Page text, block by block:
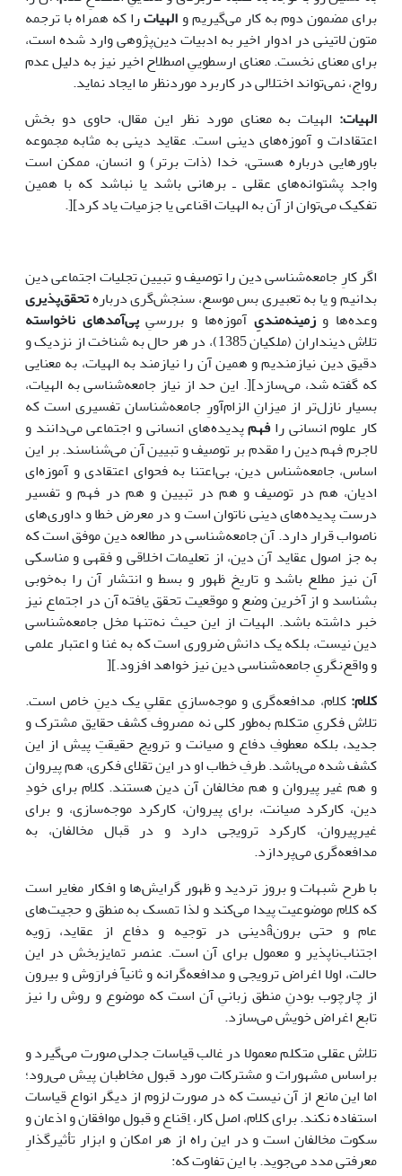
برای مضمون دوم به کار می‌گیریم والهیاترا که همراه با ترجمه
متون لاتینی در ادوار اخیر به ادبیات دین‌پژوهی وارد شده است،
برای معنای نخست. معنای ارسطوییِ اصطلاح اخیر نیز به دلیل عدم
رواج، نمی‌تواند اختلالی در کاربرد موردنظر ما ایجاد نماید.
الهیات: الهیات به معنای مورد نظر این مقال، حاوی دو بخش
اعتقادات و آموزه‌های دینی است. عقاید دینی به مثابه مجموعه
باورهایی درباره هستی، خدا (ذات برتر) و انسان، ممکن است
واجد پشتوانه‌های عقلی ـ برهانی باشد یا نباشد که با همین
تفکیک می‌توان از آن به الهیات اقناعی یا جزمیات یاد کرد][.
اگر کارِ جامعه‌شناسی دین را توصیف و تبیین تجلیات اجتماعی دین
بدانیم و یا به تعبیری بس موسع، سنجش‌گری دربارهتحقق‌پذیری
وعده‌ها وزمینه‌مندیِ آموزه‌ها و بررسیِپی‌آمدهای ناخواسته
تلاش دینداران (ملکیان 1385)، در هر حال به شناخت از نزدیک و
دقیق دین نیازمندیم و همین آن را نیازمند به الهیات، به معنایی
که گفته شد، می‌سازد][. این حد از نیاز جامعه‌شناسی به الهیات،
بسیار نازل‌تر از میزانِ الزام‌آورِ جامعه‌شناسان تفسیری است که
کار علوم انسانی رافهمپدیده‌های انسانی و اجتماعی می‌دانند و
لاجرم فهم دین را مقدم بر توصیف و تبیین آن می‌شناسند. بر این
اساس، جامعه‌شناس دین، بی‌اعتنا به فحوای اعتقادی و آموزه‌ای
ادیان، هم در توصیف و هم در تبیین و هم در فهم و تفسیر
درست پدیده‌های دینی ناتوان است و در معرض خطا و داوری‌های
ناصواب قرار دارد. آن جامعه‌شناسی در مطالعه دین موفق است که
به جز اصول عقاید آن دین، از تعلیمات اخلاقی و فقهی و مناسکی
آن نیز مطلع باشد و تاریخ ظهور و بسط و انتشار آن را به‌خوبی
بشناسد و از آخرین وضع و موقعیت تحقق یافته آن در اجتماع نیز
خبر داشته باشد. الهیات از این حیث نه‌تنها مخل جامعه‌شناسی
دین نیست، بلکه یک دانش ضروری است که به غنا و اعتبار علمی
و واقع‌نگریِِ جامعه‌شناسی دین نیز خواهد افزود.][
کلام: کلام، مدافعه‌گری و موجه‌سازیِ عقلیِ یک دینِ خاص است.
تلاش فکریِ متکلم به‌طور کلی نه مصروف کشف حقایق مشترک و
جدید، بلکه معطوفِ دفاع و صیانت و ترویج حقیقتِ پیش از این
کشف شده می‌باشد. طرفِ خطاب او در این تقلای فکری، هم پیروان
و هم غیر پیروان و هم مخالفان آن دین هستند. کلام برای خودِ
دین، کارکرد صیانت، برای پیروان، کارکرد موجه‌سازی، و برای
غیرپیروان، کارکرد ترویجی دارد و در قبال مخالفان، به
مدافعه‌گری می‌پردازد.
با طرح شبهات و بروز تردید و ظهور گرایش‌ها و افکار مغایر است
که کلام موضوعیت پیدا می‌کند و لذا تمسک به منطق و حجیت‌های
عام و حتی برونâدینی در توجیه و دفاع از عقاید، رَویه
اجتناب‌ناپذیر و معمول برای آن است. عنصر تمایزبخش در این
حالت، اولا اغراض ترویجی و مدافعه‌گرانه و ثانیآ فرارَوش و بیرون
از چارچوب بودنِ منطق زبانیِ آن است که موضوع و روش را نیز
تابع اغراض خویش می‌سازد.
تلاش عقلی متکلم معمولا در غالب قیاسات جدلی صورت می‌گیرد و
براساس مشهورات و مشترکات مورد قبول مخاطبان پیش می‌رود؛
اما این مانع از آن نیست که در صورت لزوم از دیگر انواع قیاسات
استفاده نکند. برای کلام، اصل کار، اِقناع و قبول موافقان و اذعان و
سکوت مخالفان است و در این راه از هر امکان و ابزار تأثیرگذارِ
معرفتی مدد می‌جوید. با این تفاوت که: